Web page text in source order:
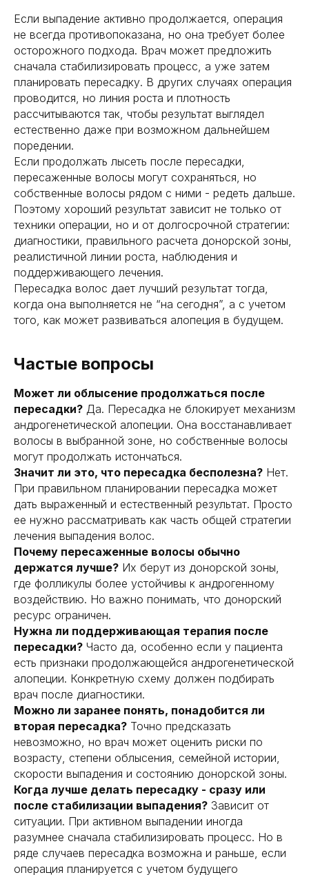
Если выпадение активно продолжается, операция
не всегда противопоказана, но она требует более
осторожного подхода. Врач может предложить
сначала стабилизировать процесс, а уже затем
планировать пересадку. В других случаях операция
проводится, но линия роста и плотность
рассчитываются так, чтобы результат выглядел
естественно даже при возможном дальнейшем
поредении.
Если продолжать лысеть после пересадки,
пересаженные волосы могут сохраняться, но
собственные волосы рядом с ними - редеть дальше.
Поэтому хороший результат зависит не только от
техники операции, но и от долгосрочной стратегии:
диагностики, правильного расчета донорской зоны,
реалистичной линии роста, наблюдения и
поддерживающего лечения.
Пересадка волос дает лучший результат тогда,
когда она выполняется не “на сегодня”, а с учетом
того, как может развиваться алопеция в будущем.
Частые вопросы
Может ли облысение продолжаться после
пересадки? Да. Пересадка не блокирует механизм
андрогенетической алопеции. Она восстанавливает
волосы в выбранной зоне, но собственные волосы
могут продолжать истончаться.
Значит ли это, что пересадка бесполезна? Нет.
При правильном планировании пересадка может
дать выраженный и естественный результат. Просто
ее нужно рассматривать как часть общей стратегии
лечения выпадения волос.
Почему пересаженные волосы обычно
держатся лучше? Их берут из донорской зоны,
где фолликулы более устойчивы к андрогенному
воздействию. Но важно понимать, что донорский
ресурс ограничен.
Нужна ли поддерживающая терапия после
пересадки? Часто да, особенно если у пациента
есть признаки продолжающейся андрогенетической
алопеции. Конкретную схему должен подбирать
врач после диагностики.
Можно ли заранее понять, понадобится ли
вторая пересадка? Точно предсказать
невозможно, но врач может оценить риски по
возрасту, степени облысения, семейной истории,
скорости выпадения и состоянию донорской зоны.
Когда лучше делать пересадку - сразу или
после стабилизации выпадения? Зависит от
ситуации. При активном выпадении иногда
разумнее сначала стабилизировать процесс. Но в
ряде случаев пересадка возможна и раньше, если
операция планируется с учетом будущего